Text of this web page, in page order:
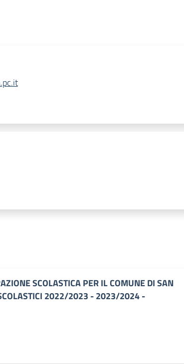
SCOLASTICA PER IL COMUNE DI SAN
2022/2023 - 2023/2024 -